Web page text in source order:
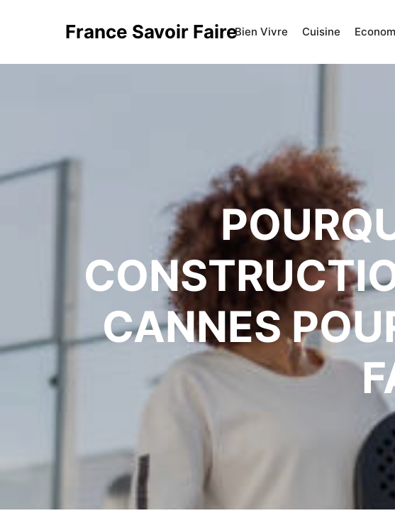
France Savoir FaireBien Vivre Cuisine
CANNES